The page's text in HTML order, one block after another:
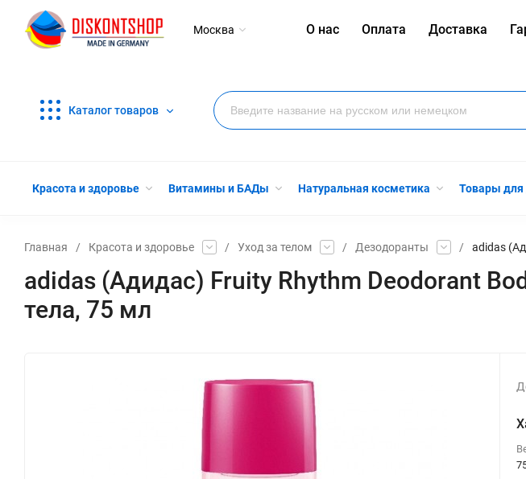
Москва О нас Оплата Доставка
Каталог товаров
Красота и здоровье Витамины и БАДы Натуральная косметика Товары для
Главная / Красота и здоровье / Уход за телом / Дезодоранты / adidas
adidas (Адидас) Fruity Rhythm Deodorant
тела, 75 мл